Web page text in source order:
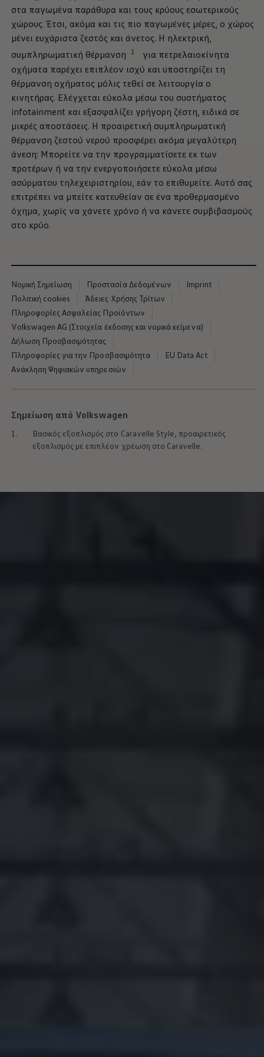
στα παγωμένα παράθυρα και τους κρύους εσωτερικούς
χώρους. Έτσι, ακόμα και τις πιο παγωμένες μέρες, ο χώρος
μένει ευχάριστα ζεστός και άνετος. Η ηλεκτρική,
συμπληρωματική θέρμανση
1
για πετρελαιοκίνητα
οχήματα παρέχει επιπλέον ισχύ και υποστηρίζει τη
θέρμανση οχήματος μόλις τεθεί σε λειτουργία ο
κινητήρας. Ελέγχεται εύκολα μέσω του συστήματος
infotainment και εξασφαλίζει γρήγορη ζέστη, ειδικά σε
μικρές αποστάσεις. Η προαιρετική συμπληρωματική
θέρμανση ζεστού νερού προσφέρει ακόμα μεγαλύτερη
άνεση: Μπορείτε να την προγραμματίσετε εκ των
προτέρων ή να την ενεργοποιήσετε εύκολα μέσω
ασύρματου τηλεχειριστηρίου, εάν το επιθυμείτε. Αυτό σας
επιτρέπει να μπείτε κατευθείαν σε ένα προθερμασμένο
όχημα, χωρίς να χάνετε χρόνο ή να κάνετε συμβιβασμούς
στο κρύο.
Νομική Σημείωση Προστασία Δεδομένων
Imprint
Πολιτική cookies
Άδειες Χρήσης Τρίτων
Πληροφορίες Ασφαλείας Προϊόντων
Volkswagen AG (Στοιχεία έκδοσης και νομικά κείμενα)
Δήλωση Προσβασιμότητας
Πληροφορίες για την Προσβασιμότητα
EU Data Act
Ανάκληση Ψηφιακών υπηρεσιών
Σημείωση από Volkswagen
1.
Βασικός εξοπλισμός στο Caravelle Style, προαιρετικός
εξοπλισμός με επιπλέον χρέωση στο Caravelle.